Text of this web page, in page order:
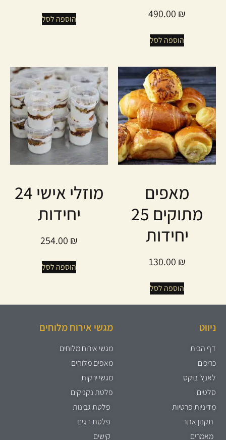
490.00 ₪
הוספה לסל
הוספה לסל
מאפים
מתוקים 25
יחידות
130.00 ₪
הוספה לסל
מוזלי אישי 24
יחידות
254.00 ₪
הוספה לסל
ניווט
דף הבית
כריכים
לאנץ׳ בוקס
סלטים
מדיניות פרטיות
תקנון אתר
מאמרים
מגשי אירוח מלוחים
מגשי אירוח מלוחים
מאפים מלוחים
מגשי ירקות
פלטת נקניקים
פלטת גבינות
פלטת דגים
קישים